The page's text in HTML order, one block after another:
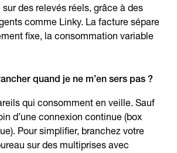
des relevés réels, grâce à des
comme Linky. La facture sépare
fixe, la consommation variable
quand je ne m’en sers pas ?
qui consomment en veille. Sauf
d’une connexion continue (box
Pour simplifier, branchez votre
sur des multiprises avec